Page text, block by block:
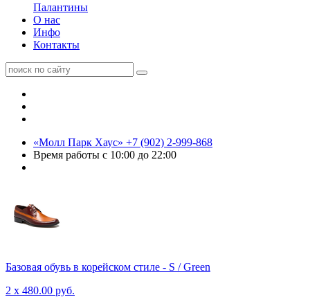
Палантины
О нас
Инфо
Контакты
«Молл Парк Хаус» +7 (902) 2-999-868
Время работы с 10:00 до 22:00
Базовая обувь в корейском стиле - S / Green
2 x 480.00 руб.